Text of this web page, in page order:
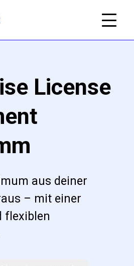
License
aus deiner
– mit einer
flexiblen